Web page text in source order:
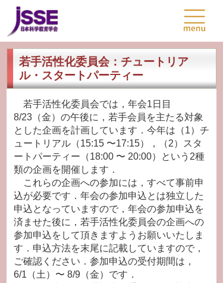
若手活性化委員会：チュートリア
ル・スタートパーティー
若手活性化委員会では，年会1日目
8/23（金）の午後に，若手会員を主たる対象
とした企画を計画しています．今年は（1）チ
ュートリアル（15:15 〜17:15），（2）スタ
ートパーティー（18:00 〜 20:00）という2種
類の企画を開催します．
これらの企画への参加には，すべて事前申
込が必要です．年会の参加申込とは独立した
申込となっていますので，年会の参加申込を
済ませた後に，若手活性化委員会の企画への
参加申込をして頂きますようお願いいたしま
す．申込方法を末尾に記載していますので，
ご確認ください．参加申込の受付期間は，
6/1（土）〜 8/9（金）です．